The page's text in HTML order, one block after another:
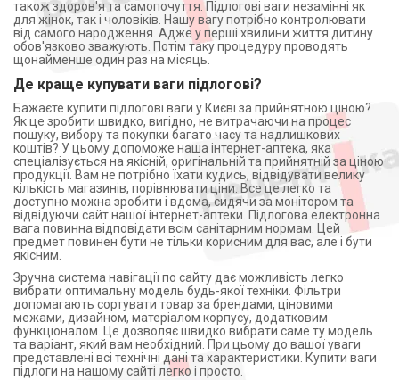
також здоров'я та самопочуття. Підлогові ваги незамінні як
для жінок, так і чоловіків. Нашу вагу потрібно контролювати
від самого народження. Адже у перші хвилини життя дитину
обов'язково зважують. Потім таку процедуру проводять
щонайменше один раз на місяць.
Де краще купувати ваги підлогові?
Бажаєте купити підлогові ваги у Києві за прийнятною ціною?
Як це зробити швидко, вигідно, не витрачаючи на процес
пошуку, вибору та покупки багато часу та надлишкових
коштів? У цьому допоможе наша інтернет-аптека, яка
спеціалізується на якісній, оригінальній та прийнятній за ціною
продукції. Вам не потрібно їхати кудись, відвідувати велику
кількість магазинів, порівнювати ціни. Все це легко та
доступно можна зробити і вдома, сидячи за монітором та
відвідуючи сайт нашої інтернет-аптеки. Підлогова електронна
вага повинна відповідати всім санітарним нормам. Цей
предмет повинен бути не тільки корисним для вас, але і бути
якісним.
Зручна система навігації по сайту дає можливість легко
вибрати оптимальну модель будь-якої техніки. Фільтри
допомагають сортувати товар за брендами, ціновими
межами, дизайном, матеріалом корпусу, додатковим
функціоналом. Це дозволяє швидко вибрати саме ту модель
та варіант, який вам необхідний. При цьому до вашої уваги
представлені всі технічні дані та характеристики. Купити ваги
підлоги на нашому сайті легко і просто.